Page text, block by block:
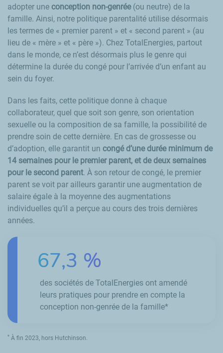
adopter une conception non-genrée(ou neutre) de la
famille. Ainsi, notre politique parentalité utilise désormais
les termes de « premier parent » et « second parent » (au
lieu de « mère » et « père »). Chez TotalEnergies, partout
dans le monde, ce n’est désormais plus le genre qui
détermine la durée du congé pour l’arrivée d’un enfant au
sein du foyer.
Dans les faits, cette politique donne à chaque
collaborateur, quel que soit son genre, son orientation
sexuelle ou la composition de sa famille, la possibilité de
prendre soin de cette dernière. En cas de grossesse ou
d’adoption, elle garantit un congé d’une durée minimum de
14 semaines pour le premier parent, et de deux semaines
pour le second parent. À son retour de congé, le premier
parent se voit par ailleurs garantir une augmentation de
salaire égale à la moyenne des augmentations
individuelles qu’il a perçue au cours des trois dernières
années.
67,3 %
des sociétés de TotalEnergies ont amendé
leurs pratiques pour prendre en compte la
conception non-genrée de la famille*
* À fin 2023, hors Hutchinson.